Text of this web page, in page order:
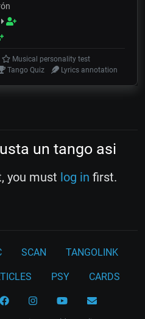
Musical personality test
Tango Quiz Lyrics annotation
un tango asi
you must log in first.
SCAN TANGOLINK
PSY CARDS